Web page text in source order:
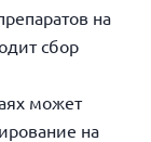
на
сбор
может
на